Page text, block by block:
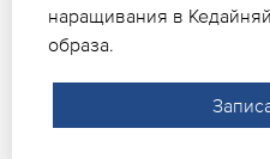
наращивания в
образа.